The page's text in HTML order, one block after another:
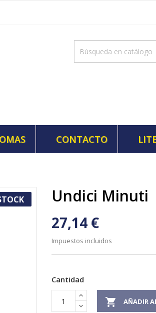
CONTACTO
Undici Minuti
27,14 €
Impuestos incluidos
Cantidad
 AÑADIR